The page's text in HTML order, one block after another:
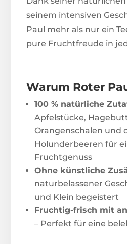
seinem intensiven
Paul mehr als nur ein
pure Fruchtfreude in
Warum Roter
100 % natürliche
Apfelstücke,
Orangenschalen und
Holunderbeeren für
Fruchtgenuss
Ohne künstliche
naturbelassener
und Klein begeistert
Fruchtig-frisch mit
– Perfekt für eine